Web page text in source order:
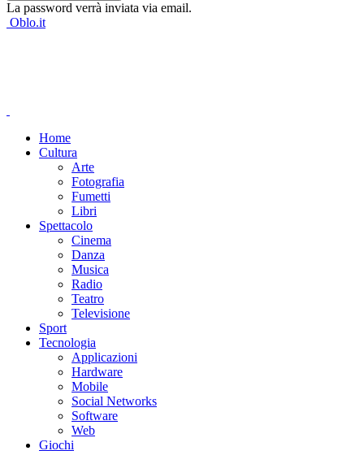
La password verrà inviata via email.
Oblo.it
Home
Cultura
Arte
Fotografia
Fumetti
Libri
Spettacolo
Cinema
Danza
Musica
Radio
Teatro
Televisione
Sport
Tecnologia
Applicazioni
Hardware
Mobile
Social Networks
Software
Web
Giochi